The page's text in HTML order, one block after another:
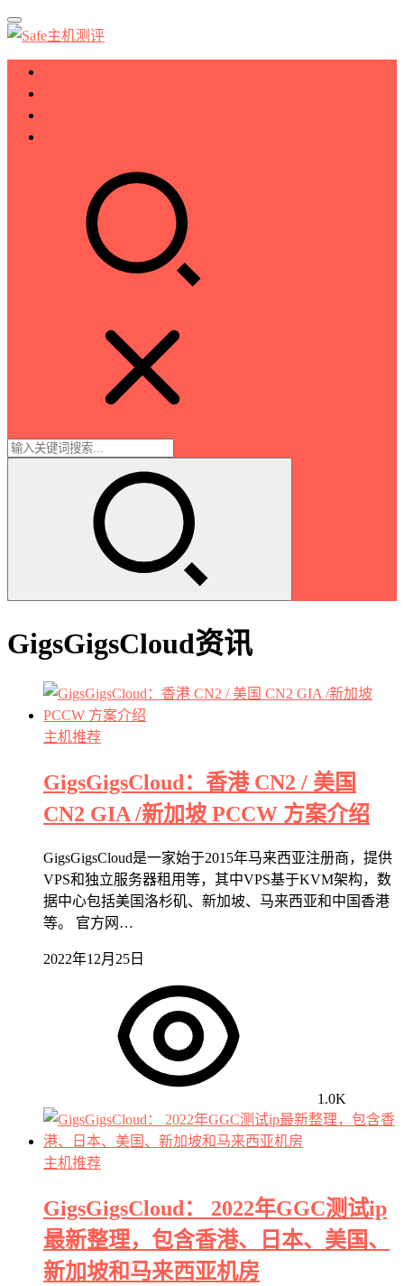
GigsGigsCloud资讯
主机推荐
GigsGigsCloud：香港 CN2 / 美国
CN2 GIA /新加坡 PCCW 方案介绍
GigsGigsCloud是一家始于2015年马来西亚注册商，提供
VPS和独立服务器租用等，其中VPS基于KVM架构，数
据中心包括美国洛杉矶、新加坡、马来西亚和中国香港
等。 官方网…
2022年12月25日
1.0K
主机推荐
GigsGigsCloud： 2022年GGC测试ip
最新整理，包含香港、日本、美国、
新加坡和马来西亚机房